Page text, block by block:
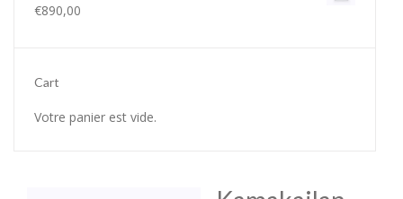
€890,00
Cart
Votre panier est vide.